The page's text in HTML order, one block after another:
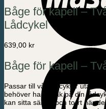
Båge för kapell –
Lådcykel
639,00 kr
Båge för kapell –
Passar till vår ladcyklar utan el.
behöver ha en tak på din
kan sitta säkert och torrt när de